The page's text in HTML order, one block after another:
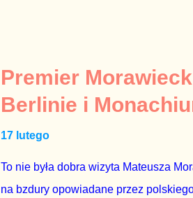
z TVP i TVN nie dorastają do pięt.
Kaczyńskiego. Znowu, bo w 2007
przedterminowymi wyborami
Bezpieczeństwa Wewnętrznego, a
Premier
Berlinie i
17 lutego
To nie była dobra wizyta Mateusza
na bzdury opowiadane przez